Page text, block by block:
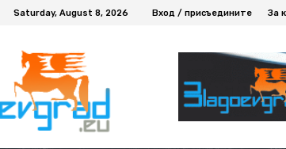
Saturday, August 8, 2026 Вход / присъедините За